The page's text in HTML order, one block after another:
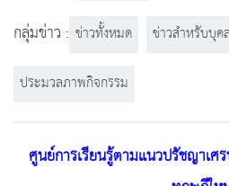
กลุ่มข่าว : ข่าวทั้งหมด
ข่าวสำหรับบุค
ประมวลภาพกิจกรรม
ศูนย์การเรียนรู้ตามแนวปรัชญาเศ